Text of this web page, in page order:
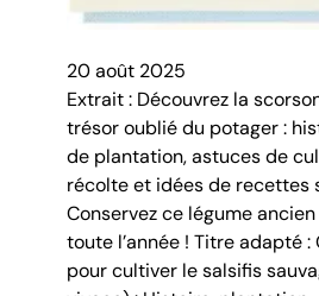
20 août 2025
Extrait : Découvrez la
trésor oublié du potager :
de plantation, astuces de
récolte et idées de recettes
Conservez ce légume
toute l’année ! Titre adapté
pour cultiver le salsifis